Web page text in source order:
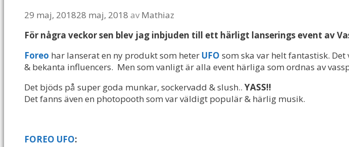
29 maj, 201828 maj, 2018 avMathiaz
För några veckor sen blev jag inbjuden till ett härligt lanserings event av
Foreo har lanserat en ny produkt som heter UFO som ska var helt fantastisk.
& bekanta influencers. Men som vanligt är alla event härliga som ordnas av
Det bjöds på super goda munkar, sockervadd & slush.. YASS!!
Det fanns även en photopooth som var väldigt populär & härlig musik.
FOREO UFO: